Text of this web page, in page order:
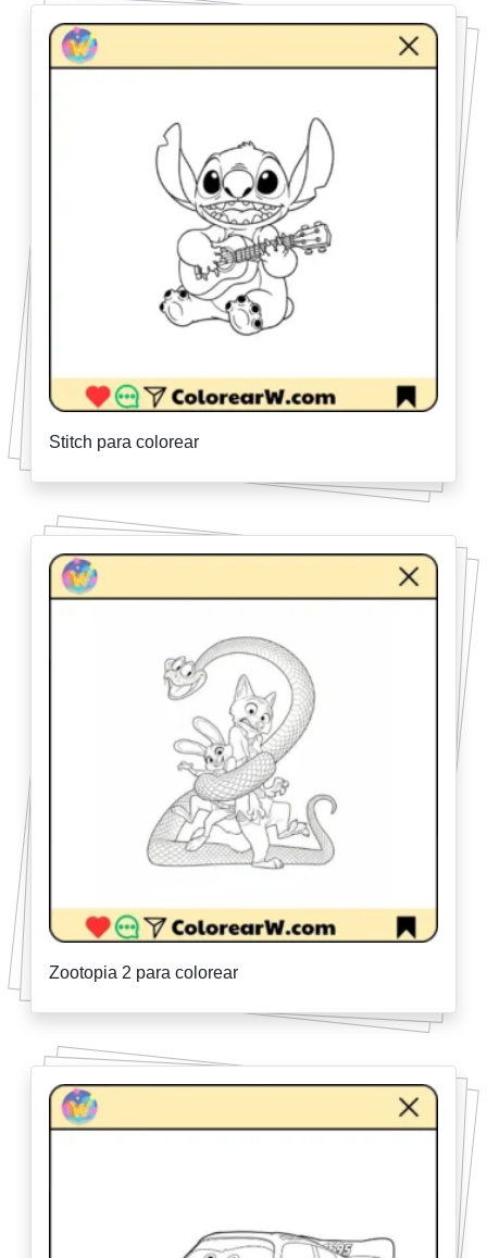
Stitch para colorear
Zootopia 2 para colorear